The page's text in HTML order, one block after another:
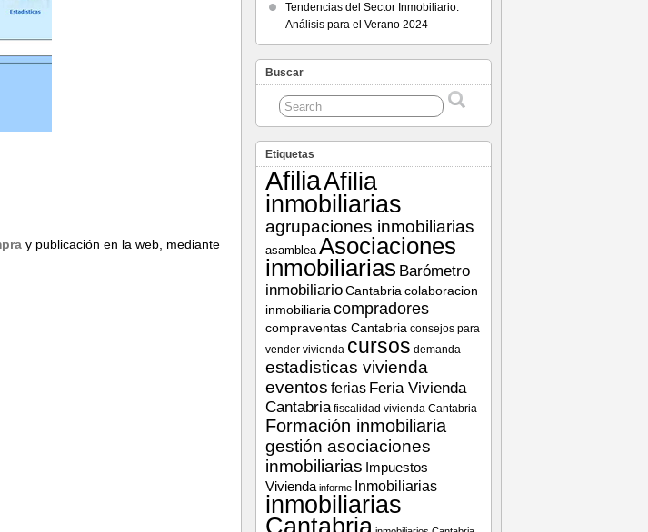
y publicación en la web, mediante
Tendencias del Sector Inmobiliario:
Análisis para el Verano 2024
Buscar
Etiquetas
AfiliaAfilia
inmobiliarias
agrupaciones inmobiliarias
asamblea Asociaciones
inmobiliarias Barómetro
inmobiliarioCantabria colaboracion
inmobiliaria compradores
compraventas Cantabria consejos para
vender vivienda cursos demanda
estadisticas vivienda
eventos ferias Feria Vivienda
Cantabria fiscalidad vivienda Cantabria
Formación inmobiliaria
gestión asociaciones
inmobiliarias Impuestos
Vivienda informe Inmobiliarias
inmobiliarias
Cantabria